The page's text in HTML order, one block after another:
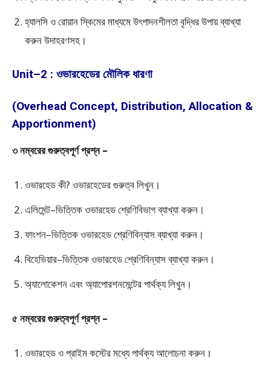
হ্যালসি ও রোয়ান স্কিমের মাধ্যমে উৎপাদনশীলতা বৃদ্ধির উপায় ব্যাখ্যা
করুন উদাহরণসহ।
Unit–2 : ওভারহেডের মৌলিক ধারণা
(Overhead Concept, Distribution, Allocation &
Apportionment)
৩ নম্বরের গুরুত্বপূর্ণ প্রশ্ন –
ওভারহেড কী? ওভারহেডের গুরুত্ব লিখুন।
এলিমেন্ট–ভিত্তিক ওভারহেড শ্রেণিবিভাগ ব্যাখ্যা করুন।
ফাংশন–ভিত্তিক ওভারহেড শ্রেণিবিন্যাস ব্যাখ্যা করুন।
বিহেভিয়ার–ভিত্তিক ওভারহেড শ্রেণিবিন্যাস ব্যাখ্যা করুন।
অ্যালোকেশন এবং অ্যাপোরশনমেন্টের পার্থক্য লিখুন।
৫ নম্বরের গুরুত্বপূর্ণ প্রশ্ন –
ওভারহেড ও প্রাইম কস্টের মধ্যে পার্থক্য আলোচনা করুন।